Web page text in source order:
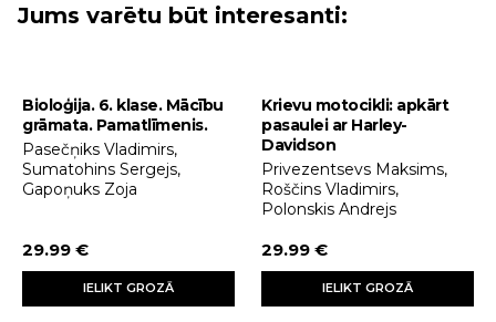
Jums varētu būt interesanti:
Bioloģija. 6. klase. Mācību
grāmata. Pamatlīmenis.
Pasečņiks Vladimirs,
Sumatohins Sergejs,
Gapoņuks Zoja
29.99 €
IELIKT GROZĀ
Krievu motocikli: apkārt
pasaulei ar Harley-
Davidson
Privezentsevs Maksims,
Roščins Vladimirs,
Polonskis Andrejs
29.99 €
IELIKT GROZĀ